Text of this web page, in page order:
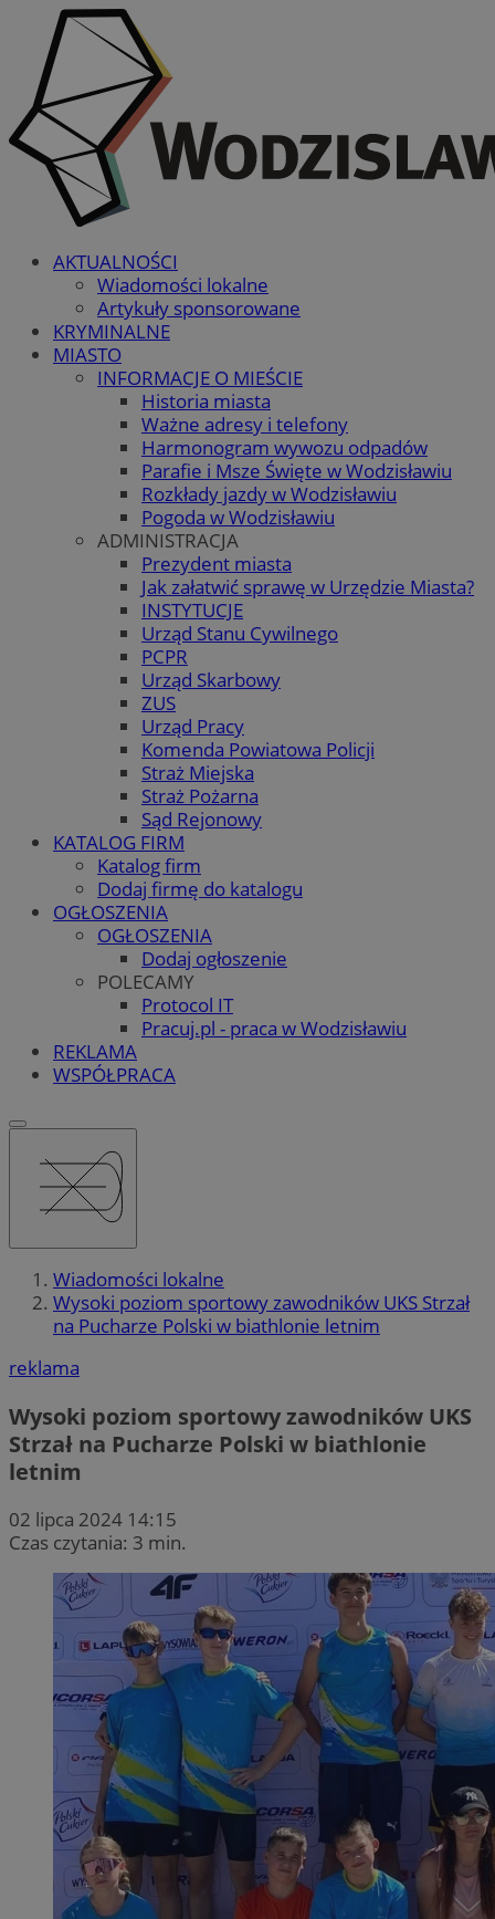
AKTUALNOŚCI
Wiadomości lokalne
Artykuły sponsorowane
KRYMINALNE
MIASTO
INFORMACJE O MIEŚCIE
Historia miasta
Ważne adresy i telefony
Harmonogram wywozu odpadów
Parafie i Msze Święte w Wodzisławiu
Rozkłady jazdy w Wodzisławiu
Pogoda w Wodzisławiu
ADMINISTRACJA
Prezydent miasta
Jak załatwić sprawę w Urzędzie Miasta?
INSTYTUCJE
Urząd Stanu Cywilnego
PCPR
Urząd Skarbowy
ZUS
Urząd Pracy
Komenda Powiatowa Policji
Straż Miejska
Straż Pożarna
Sąd Rejonowy
KATALOG FIRM
Katalog firm
Dodaj firmę do katalogu
OGŁOSZENIA
OGŁOSZENIA
Dodaj ogłoszenie
POLECAMY
Protocol IT
Pracuj.pl - praca w Wodzisławiu
REKLAMA
WSPÓŁPRACA
Wiadomości lokalne
Wysoki poziom sportowy zawodników UKS Strzał
na Pucharze Polski w biathlonie letnim
reklama
Wysoki poziom sportowy zawodników UKS
Strzał na Pucharze Polski w biathlonie
letnim
02 lipca 2024 14:15
Czas czytania: 3 min.